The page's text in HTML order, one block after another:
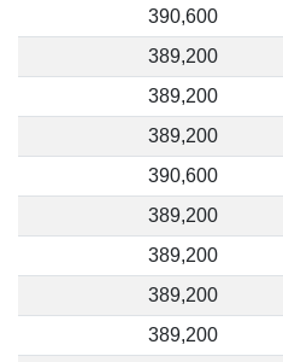
390,600
389,200
389,200
389,200
390,600
389,200
389,200
389,200
389,200